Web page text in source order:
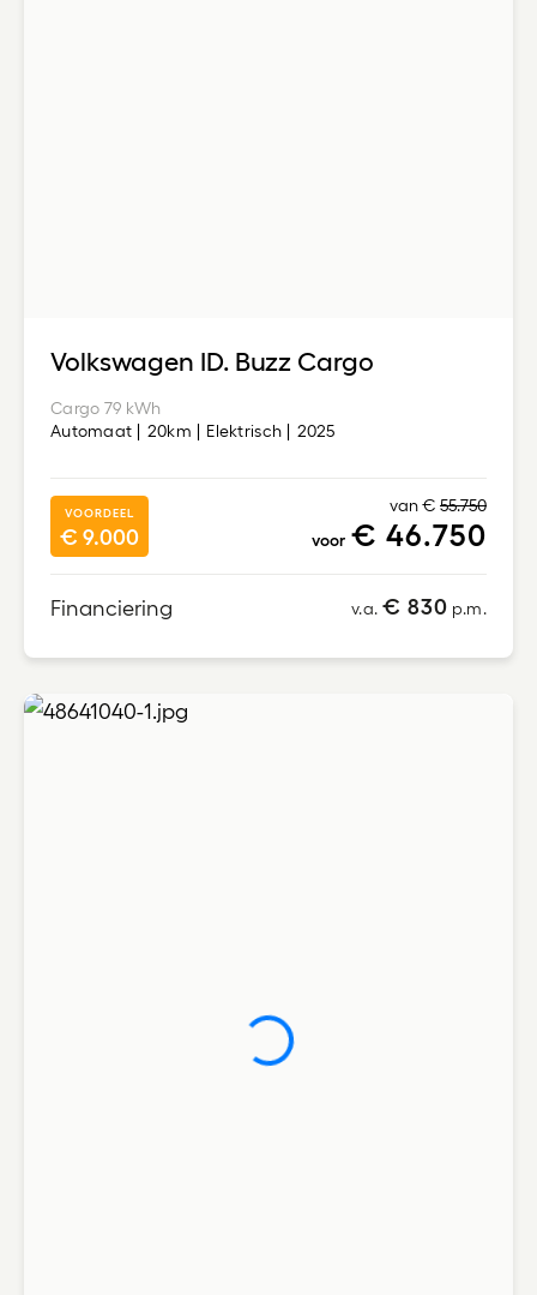
Volkswagen ID. Buzz Cargo
Cargo 79 kWh
Automaat
20km Elektrisch 2025
van €55.750
voor € 46.750
VOORDEEL
€ 9.000
Financiering v.a. € 830 p.m.